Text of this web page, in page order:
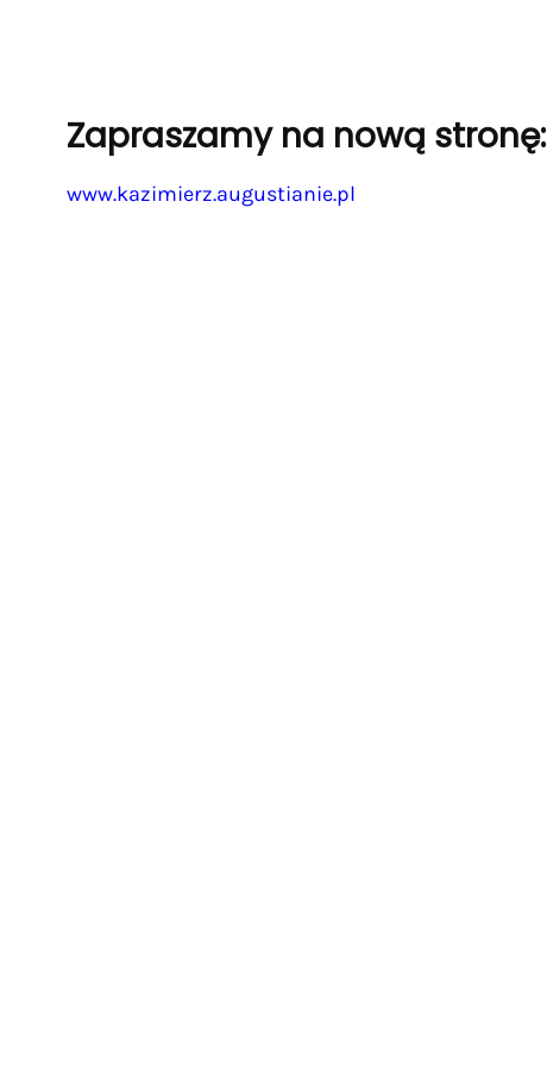
Zapraszamy na nową stronę:
www.kazimierz.augustianie.pl